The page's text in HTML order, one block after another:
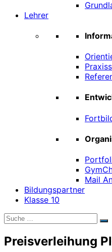
Lehrer
Mail
Bildungspartner
Klasse 10
Suche
Preisverleihung